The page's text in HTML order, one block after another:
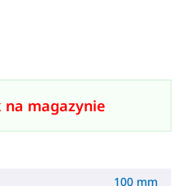
magazynie
100 mm